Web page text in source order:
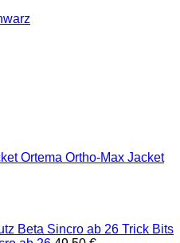
Ortema Ortho-Max Jacket
Trick Bits